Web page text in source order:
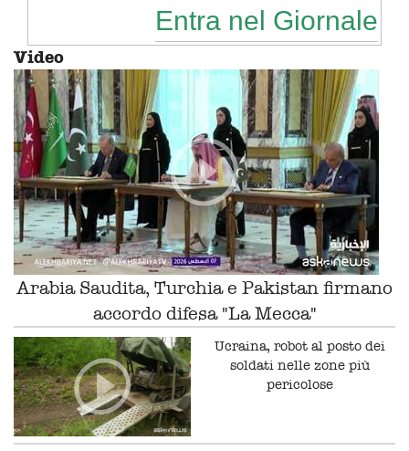
Entra nel Giornale
Video
Arabia Saudita, Turchia e Pakistan firmano
accordo difesa "La Mecca"
Ucraina, robot al posto dei
soldati nelle zone più
pericolose